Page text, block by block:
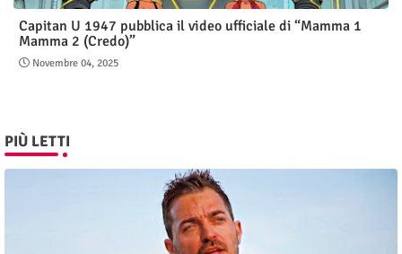
Capitan U 1947 pubblica il video ufficiale di “Mamma 1
Mamma 2 (Credo)”
Novembre 04, 2025
PIÙ LETTI